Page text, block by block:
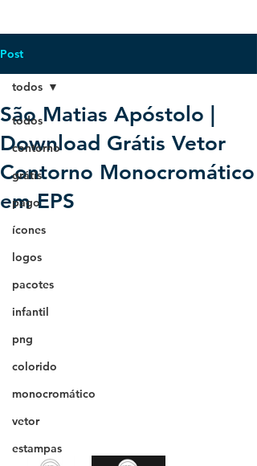
Post
todos
contorno
grátis
pago
ícones
logos
pacotes
infantil
png
colorido
monocromático
vetor
estampas
todos
São Matias Apóstolo |
Download Grátis Vetor
Contorno Monocromático
em EPS